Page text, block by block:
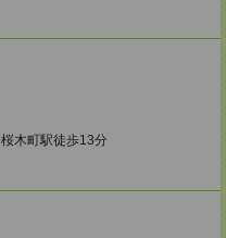
木町駅徒歩13分